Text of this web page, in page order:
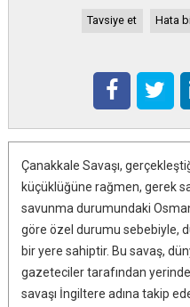
Tavsiye et Hata
Çanakkale Savaşı,
küçüklüğüne rağmen, gerek
savunma durumundaki
göre özel durumu sebebiyle,
bir yere sahiptir. Bu savaş,
gazeteciler tarafından
savaşı İngiltere adına takip